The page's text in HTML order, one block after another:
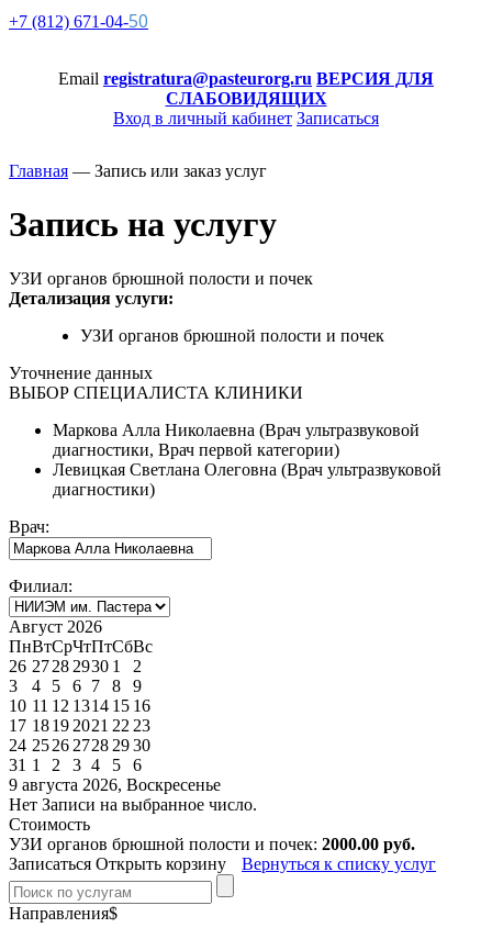
+7 (812) 671-04-50
Email registratura@pasteurorg.ru ВЕРСИЯ ДЛЯ
СЛАБОВИДЯЩИХ
Вход в личный кабинет Записаться
Главная — Запись или заказ услуг
Запись на услугу
УЗИ органов брюшной полости и почек
Детализация услуги:
УЗИ органов брюшной полости и почек
Уточнение данных
ВЫБОР СПЕЦИАЛИСТА КЛИНИКИ
Маркова Алла Николаевна (Врач ультразвуковой
диагностики, Врач первой категории)
Левицкая Светлана Олеговна (Врач ультразвуковой
диагностики)
Врач:
Филиал:
Август 2026
ПнВтСрЧтПтСбВс
26 2728 2930 1
2
3
4 5 6 7 8
9
10 11 12 1314 15 16
17 1819 2021 22 23
24 2526 2728 2930
31 1 2 3 4 5
6
9 августа 2026, Воскресенье
Нет Записи на выбранное число.
Стоимость
УЗИ органов брюшной полости и почек: 2000.00 руб.
Записаться Открыть корзину Вернуться к списку услуг
Направления$